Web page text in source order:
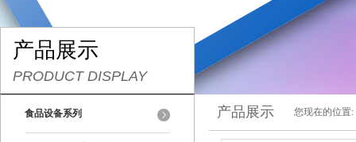
产品展示
PRODUCT DISPLAY
食品设备系列 产品展示 您现在的位置: